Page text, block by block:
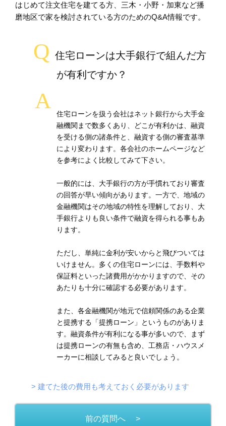
はじめて注文住宅を建てる方、三木・小野・加東など播
磨地区で家を検討されている方のためのQ&A情報です。
住宅ローンは大手銀行で組んだ方
が有利ですか？
住宅ローンを扱う会社はネット銀行から大手金
融機関まで数多くあり、どこが有利かは、融資
を受ける側の諸条件と、融資する側の審査基準
により変わります。各会社のホームページなど
を参考によく比較してみて下さい。
一般的には、大手銀行の方が手慣れており審査
の回答が早い傾向があります。一方で、地域の
金融機関はその地域の特性を理解しており、大
手銀行よりも良い条件で融資を得られる事もあ
ります。
ただし、単純に金利が安いからと飛びついては
いけません。多くの住宅ローンには、手数料や
保証料といった諸費用がかかりますので、その
あたりも十分に確認する必要があります。
また、各金融機関が地元で信頼関係のある企業
と提携する「提携ローン」というものがありま
す。融資条件が有利になる事が多いので、まず
は提携ローンの有無も含め、工務店・ハウスメ
ーカーに相談してみると良いでしょう。
> 建てた後の費用も考えておく必要があります
前の質問へ >